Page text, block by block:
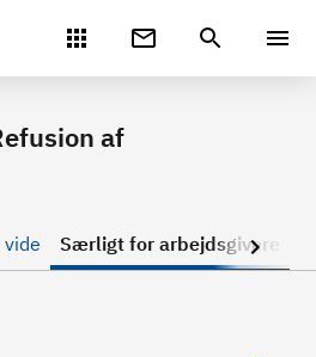
af
vide Særligt for arbejdsgivere